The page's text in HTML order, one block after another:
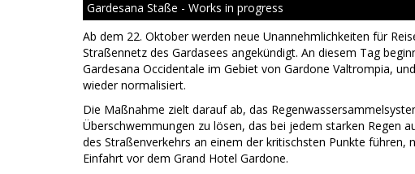
Gardesana Staße - Works in progress
Ab dem 22. Oktober werden neue Unannehmlichkeiten für
Straßennetz des Gardasees angekündigt. An diesem Tag
Gardesana Occidentale im Gebiet von Gardone Valtrompia,
wieder normalisiert.
Die Maßnahme zielt darauf ab, das
Überschwemmungen zu lösen, das bei jedem starken Regen
des Straßenverkehrs an einem der kritischsten Punkte führen,
Einfahrt vor dem Grand Hotel Gardone.